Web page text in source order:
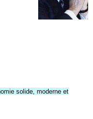
solide, moderne et